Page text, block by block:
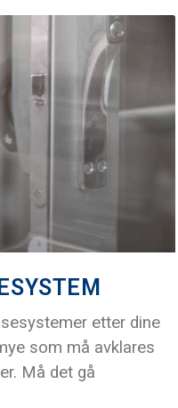
etter dine
som må avklares
Må det gå